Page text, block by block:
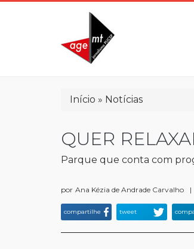
Trilha
navegação
Início Notícias
QUER
Parque que conta com
por Ana Kézia de Andrade Carvalho |
compartilhe tweet